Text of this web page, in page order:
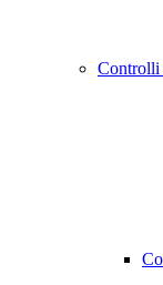
Controlli